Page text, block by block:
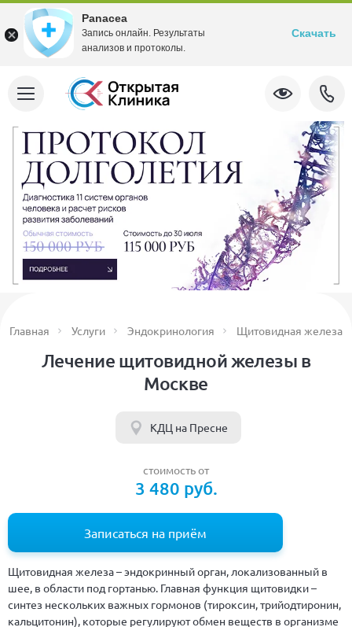
Главная Услуги Эндокринология Щитовидная железа
Лечение щитовидной железы в
Москве
КДЦ на Пресне
стоимость от
3 480 руб.
Записаться на приём
Щитовидная железа – эндокринный орган, локализованный в
шее, в области под гортанью. Главная функция щитовидки –
синтез нескольких важных гормонов (тироксин, трийодтиронин,
кальцитонин), которые регулируют обмен веществ в организме
Panacea
Запись онлайн. Результаты
анализов и протоколы.
Скачать